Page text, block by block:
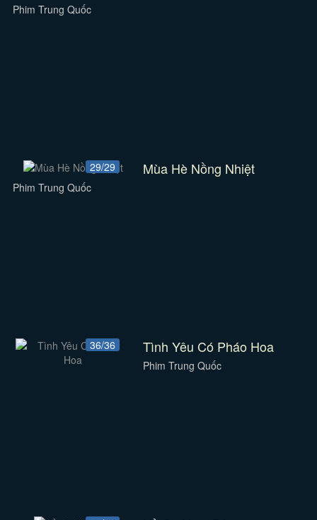
Phim Trung Quốc
29/29 Mùa Hè Nồng Nhiệt
Phim Trung Quốc
36/36 Tình Yêu Có Pháo Hoa
Phim Trung Quốc